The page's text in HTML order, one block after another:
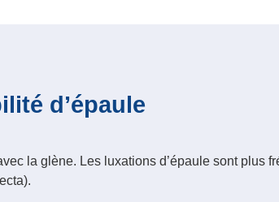
d’épaule
la glène. Les luxations d’épaule sont plus